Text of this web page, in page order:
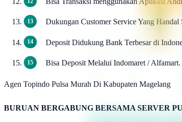
Dukungan Customer Service Yang Handal
Deposit Didukung Bank Terbesar di
Bisa Deposit Melalui Indomaret / Alfamart.
Agen Topindo Pulsa Murah Di Kabupaten Magelang
BURUAN BERGABUNG BERSAMA SERVER